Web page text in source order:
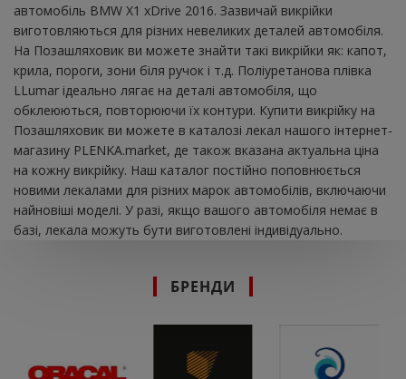
автомобіль BMW X1 xDrive 2016. Зазвичай викрійки
виготовляються для різних невеликих деталей автомобіля.
На Позашляховик ви можете знайти такі викрійки як: капот,
крила, пороги, зони біля ручок і т.д. Поліуретанова плівка
LLumar ідеально лягає на деталі автомобіля, що
обклеюються, повторюючи їх контури. Купити викрійку на
Позашляховик ви можете в каталозі лекал нашого інтернет-
магазину PLENKA.market, де також вказана актуальна ціна
на кожну викрійку. Наш каталог постійно поповнюється
новими лекалами для різних марок автомобілів, включаючи
найновіші моделі. У разі, якщо вашого автомобіля немає в
базі, лекала можуть бути виготовлені індивідуально.
БРЕНДИ